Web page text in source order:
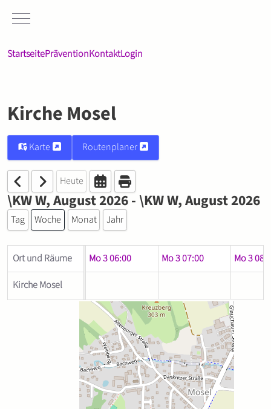
Mobile Menu Toggle
StartseitePräventionKontaktLogin
Kirche Mosel
Karte Routenplaner
Heute
\KW W, August 2026 - \KW W, August 2026
Tag Woche Monat Jahr
Ort und Räume
Mo 3 05:00 Mo 3 06:00 Mo 3 07:00
Mo 3
Kirche Mosel